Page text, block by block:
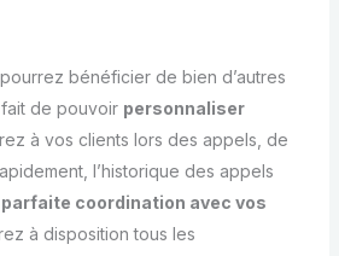
bénéficier de bien d’autres
de pouvoir personnaliser
à vos clients lors des appels, de
l’historique des appels
parfaite coordination avec vos
à disposition tous les